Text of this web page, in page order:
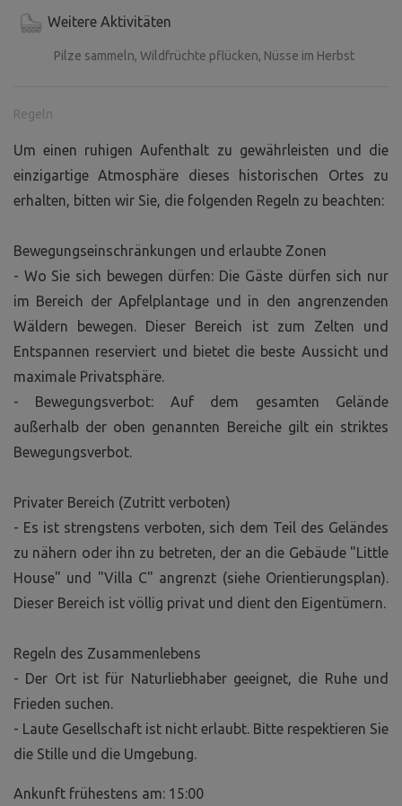
Weitere Aktivitäten
Pilze sammeln, Wildfrüchte pflücken, Nüsse im Herbst
Regeln
Um einen ruhigen Aufenthalt zu gewährleisten und die
einzigartige Atmosphäre dieses historischen Ortes zu
erhalten, bitten wir Sie, die folgenden Regeln zu beachten:
Bewegungseinschränkungen und erlaubte Zonen
- Wo Sie sich bewegen dürfen: Die Gäste dürfen sich nur
im Bereich der Apfelplantage und in den angrenzenden
Wäldern bewegen. Dieser Bereich ist zum Zelten und
Entspannen reserviert und bietet die beste Aussicht und
maximale Privatsphäre.
- Bewegungsverbot: Auf dem gesamten Gelände
außerhalb der oben genannten Bereiche gilt ein striktes
Bewegungsverbot.
Privater Bereich (Zutritt verboten)
- Es ist strengstens verboten, sich dem Teil des Geländes
zu nähern oder ihn zu betreten, der an die Gebäude "Little
House" und "Villa C" angrenzt (siehe Orientierungsplan).
Dieser Bereich ist völlig privat und dient den Eigentümern.
Regeln des Zusammenlebens
- Der Ort ist für Naturliebhaber geeignet, die Ruhe und
Frieden suchen.
- Laute Gesellschaft ist nicht erlaubt. Bitte respektieren Sie
die Stille und die Umgebung.
Ankunft frühestens am: 15:00